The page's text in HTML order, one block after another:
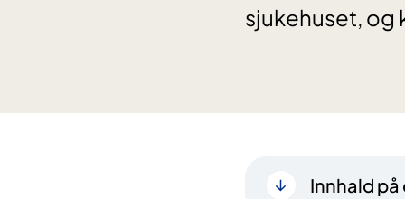
sjukehuset, og
Innhald på